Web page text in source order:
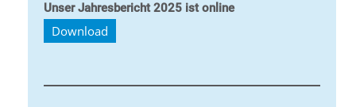
Unser Jahresbericht 2025 ist online
Download